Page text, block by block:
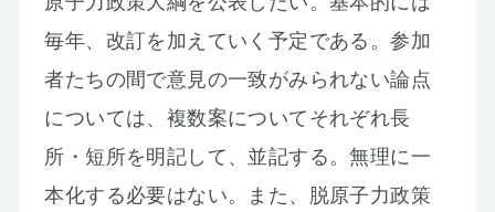
毎年、改訂を加えていく予定である。参加
者たちの間で意見の一致がみられない論点
については、複数案についてそれぞれ長
所・短所を明記して、並記する。無理に一
本化する必要はない。また、脱原子力政策